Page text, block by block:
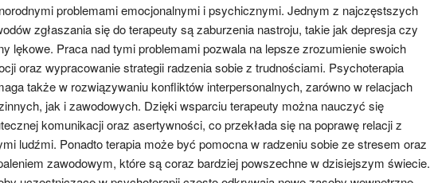
problemami emocjonalnymi i psychicznymi. Jednym z najczęstszych
zgłaszania się do terapeuty są zaburzenia nastroju, takie jak depresja czy
lękowe. Praca nad tymi problemami pozwala na lepsze zrozumienie swoich
oraz wypracowanie strategii radzenia sobie z trudnościami. Psychoterapia
także w rozwiązywaniu konfliktów interpersonalnych, zarówno w relacjach
jak i zawodowych. Dzięki wsparciu terapeuty można nauczyć się
komunikacji oraz asertywności, co przekłada się na poprawę relacji z
ludźmi. Ponadto terapia może być pomocna w radzeniu sobie ze stresem oraz
zawodowym, które są coraz bardziej powszechne w dzisiejszym świecie.